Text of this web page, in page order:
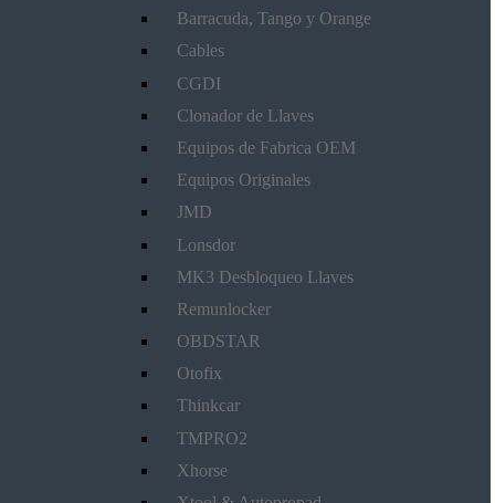
Barracuda, Tango y Orange
Cables
CGDI
Clonador de Llaves
Equipos de Fabrica OEM
Equipos Originales
JMD
Lonsdor
MK3 Desbloqueo Llaves
Remunlocker
OBDSTAR
Otofix
Thinkcar
TMPRO2
Xhorse